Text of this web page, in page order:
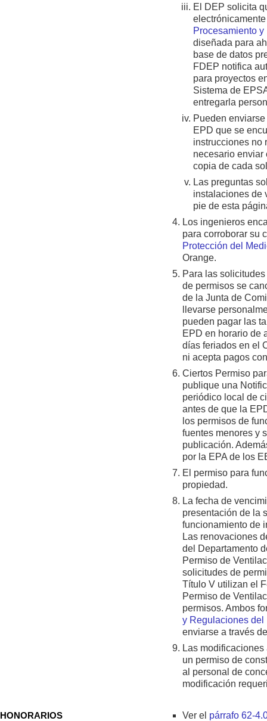
El DEP solicita
Procesamiento
diseñada para
base de datos
FDEP notifica
para proyectos
Sistema de
entregarla
Pueden
EPD que se
instrucciones no
necesario enviar
copia de cada
Las preguntas
instalaciones de
pie de esta
Los ingenieros
para corroborar su
Protección del
Orange.
Para las
de permisos se
de la Junta de
llevarse
pueden pagar las
EPD en horario de
días feriados en el
ni acepta pagos
Ciertos Permiso
publique una
periódico local de
antes de que la
los permisos de
fuentes menores y
publicación.
por la EPA de los
El permiso para
propiedad.
La fecha de
presentación de la
funcionamiento de
Las renovaciones
del Departamento
Permiso de
solicitudes de
Título V utilizan el
Permiso de
permisos. Ambos
y Regulaciones del
enviarse a través
Las
un permiso de
al personal de
modificación
HONORARIOS Ver el párrafo 62-